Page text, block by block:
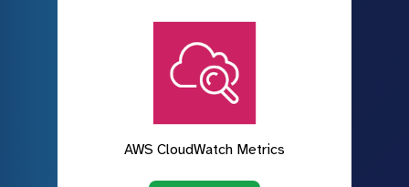
AWS CloudWatch Metrics